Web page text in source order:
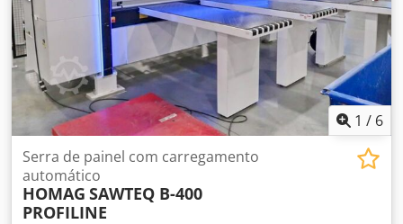
1 / 6
Serra de painel com carregamento
automático
HOMAG SAWTEQ B-400
PROFILINE